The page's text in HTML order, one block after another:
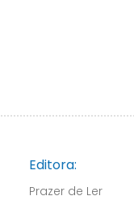
Editora:
Prazer de Ler